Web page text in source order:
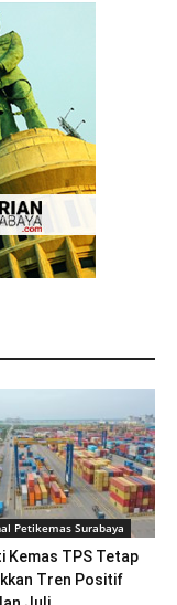
Petikemas Surabaya
Kemas TPS Tetap
Tren Positif